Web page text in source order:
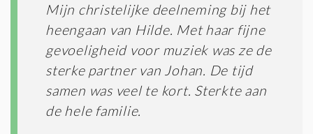
Mijn christelijke deelneming bij het
heengaan van Hilde. Met haar fijne
gevoeligheid voor muziek was ze de
sterke partner van Johan. De tijd
samen was veel te kort. Sterkte aan
de hele familie.